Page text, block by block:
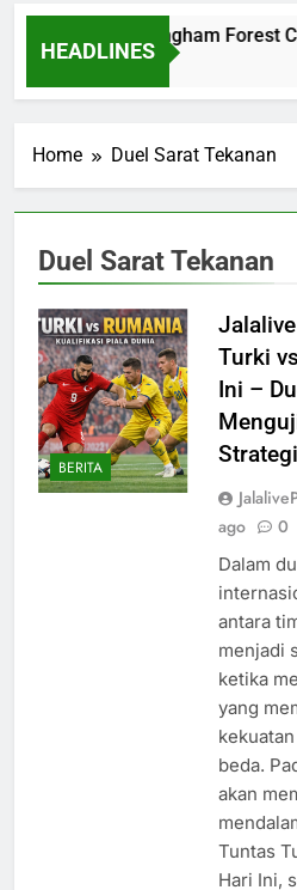
HEADLINES
vs Nottingham Forest
Hours Ago
Home Duel Sarat Tekanan
Duel Sarat Tekanan
BERITA
Turki
Ini –
ago
0
Dalam
antara
menjadi
ketika
yang
beda.
akan
Tuntas
Hari Ini,